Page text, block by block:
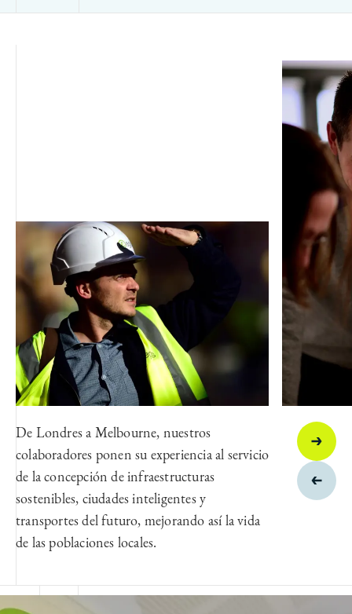
De Londres a Melbourne, nuestros
colaboradores ponen su experiencia al servicio
de la concepción de infraestructuras
sostenibles, ciudades inteligentes y
transportes del futuro, mejorando así la vida
de las poblaciones locales.